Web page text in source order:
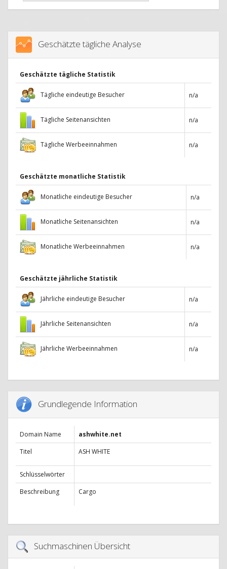
Geschätzte tägliche Analyse
Geschätzte tägliche Statistik
Tägliche eindeutige Besucher n/a
Tägliche Seitenansichten n/a
Tägliche Werbeeinnahmen n/a
Geschätzte monatliche Statistik
Monatliche eindeutige Besucher n/a
Monatliche Seitenansichten n/a
Monatliche Werbeeinnahmen n/a
Geschätzte jährliche Statistik
Jährliche eindeutige Besucher n/a
Jährliche Seitenansichten n/a
Jährliche Werbeeinnahmen n/a
Grundlegende Information
Domain Name
ashwhite.net
Titel
ASH WHITE
Schlüsselwörter
Beschreibung
Cargo
Suchmaschinen Übersicht